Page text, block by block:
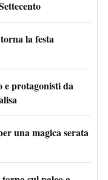
la festa
e protagonisti da
una magica serata